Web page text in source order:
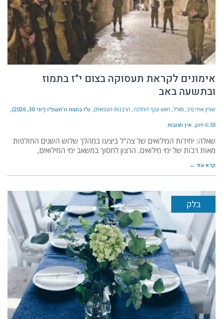
אימונים לקראת תעסוקה בצום י"ז בתמוז
ובתשעה באב
שורץ אודי (רב, סא"ל, ראש ענף ההלכה, הרבנות הצבאית) ט״ו בתמוז ה׳תשפ״ו (יוני 30, 2026)
6:38 pm אין תגובות
שאלה: יחידות המילואים של צה"ל ביצעו במהלך שלוש השנים החולפות
מאות רבות של ימי מילואים. הרצון לחסוך במשאב ימי המילואים,
קרא עוד ←
בלק